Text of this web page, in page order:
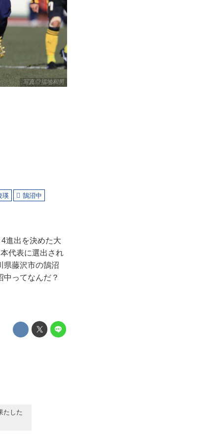
写真◎福地和男
瑛
鵠沼中
進出を決めた大
代表に選出され
県藤沢市の鵠沼
中ってなんだ？
たした